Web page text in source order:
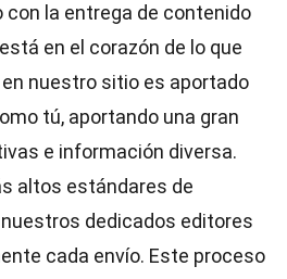
la entrega de contenido
en el corazón de lo que
nuestro sitio es aportado
tú, aportando una gran
e información diversa.
altos estándares de
dedicados editores
cada envío. Este proceso